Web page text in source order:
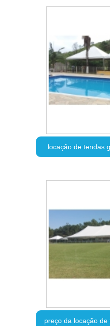
locação de tendas
preço da locação